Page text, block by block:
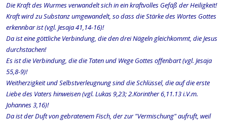
Die Kraft des Wurmes verwandelt sich in ein kraftvolles Gefäß der Heiligkeit!
Kraft wird zu Substanz umgewandelt, so dass die Stärke des Wortes Gottes
erkennbar ist (vgl. Jesaja 41,14-16)!
Da ist eine göttliche Verbindung, die den drei Nägeln gleichkommt, die Jesus
durchstachen!
Es ist die Verbindung, die die Taten und Wege Gottes offenbart (vgl. Jesaja
55,8-9)!
Weitherzigkeit und Selbstverleugnung sind die Schlüssel, die auf die erste
Liebe des Vaters hinweisen (vgl. Lukas 9,23; 2.Korinther 6,11.13 i.V.m.
Johannes 3,16)!
Da ist der Duft von gebratenem Fisch, der zur "Vermischung" aufruft, weil